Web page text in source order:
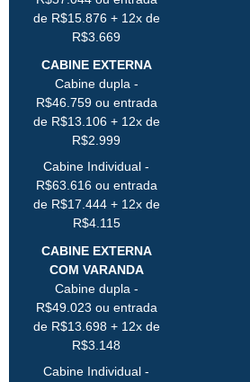
de R$15.876 + 12x de
R$3.669
CABINE EXTERNA
Cabine dupla -
R$46.759 ou entrada
de R$13.106 + 12x de
R$2.999
Cabine Individual -
R$63.616 ou entrada
de R$17.444 + 12x de
R$4.115
CABINE EXTERNA
COM VARANDA
Cabine dupla -
R$49.023 ou entrada
de R$13.698 + 12x de
R$3.148
Cabine Individual -